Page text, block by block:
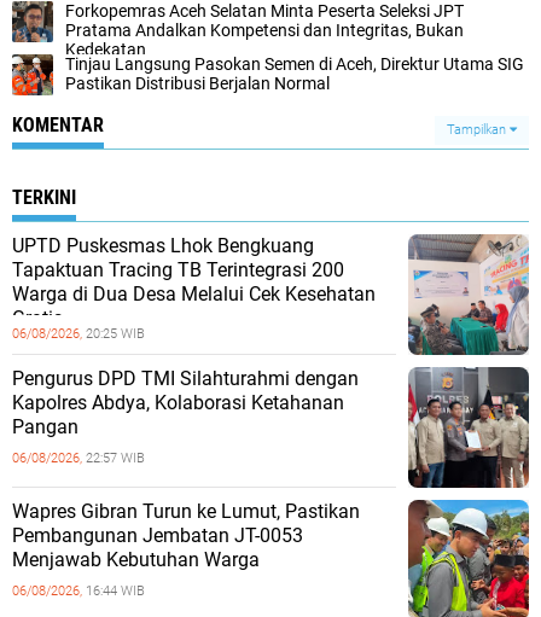
Forkopemras Aceh Selatan Minta Peserta Seleksi JPT
Pratama Andalkan Kompetensi dan Integritas, Bukan
Kedekatan
‎Tinjau Langsung Pasokan Semen di Aceh, ‎Direktur Utama SIG
Pastikan Distribusi Berjalan Normal ‎
KOMENTAR Tampilkan
TERKINI
UPTD Puskesmas Lhok Bengkuang
Tapaktuan ‎Tracing TB Terintegrasi 200
Warga di Dua Desa Melalui Cek Kesehatan
Gratis
06/08/2026, 20:25 WIB
Pengurus DPD TMI Silahturahmi dengan
Kapolres Abdya, Kolaborasi Ketahanan
Pangan
06/08/2026, 22:57 WIB
Wapres Gibran Turun ke Lumut, Pastikan
Pembangunan Jembatan JT-0053
Menjawab Kebutuhan Warga
06/08/2026, 16:44 WIB